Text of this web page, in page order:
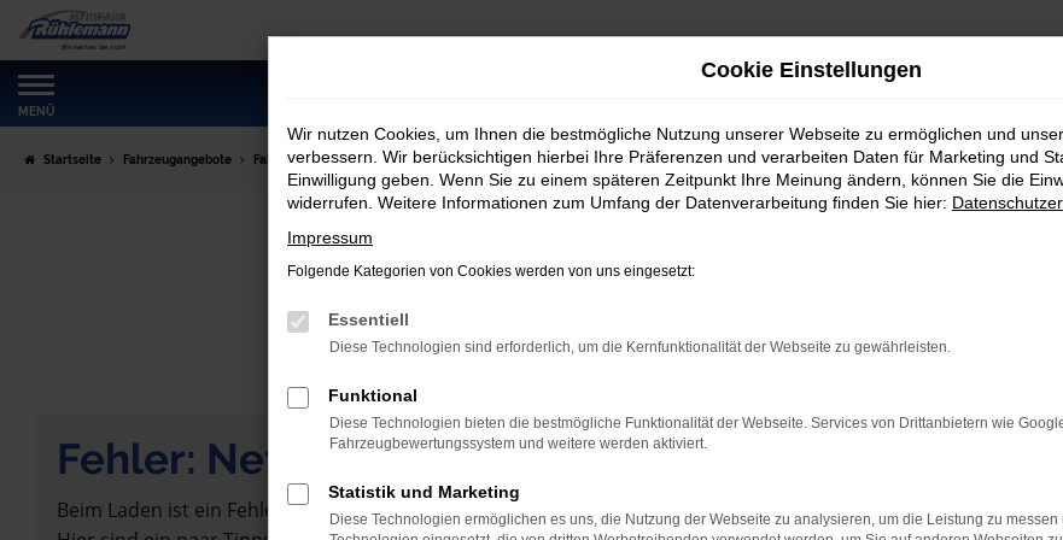
Zum
Hauptinhalt
springen
MENÜ
Startseite Fahrzeugangebote Fahrzeugmarkt
Fahrzeugmarkt
Fehler: Network Error
Beim Laden ist ein Fehler aufgetreten.
Cookie Einstellungen
Wir nutzen Cookies, um Ihnen die bestmögliche Nutzung unserer Webseite zu ermöglichen und
verbessern. Wir berücksichtigen hierbei Ihre Präferenzen und verarbeiten Daten für Marketing und
Einwilligung geben. Wenn Sie zu einem späteren Zeitpunkt Ihre Meinung ändern, können Sie die
widerrufen. Weitere Informationen zum Umfang der Datenverarbeitung finden Sie hier:
Impressum
Folgende Kategorien von Cookies werden von uns eingesetzt:
Essentiell
Diese Technologien sind erforderlich, um die Kernfunktionalität der Webseite zu gewährleisten.
Funktional
Diese Technologien bieten die bestmögliche Funktionalität der Webseite. Services von Drittanbietern wie
Fahrzeugbewertungssystem und weitere werden aktiviert.
Statistik und Marketing
Diese Technologien ermöglichen es uns, die Nutzung der Webseite zu analysieren, um die Leistung zu